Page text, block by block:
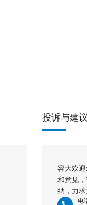
投诉与建议
容大欢
和意见
纳，力求
电